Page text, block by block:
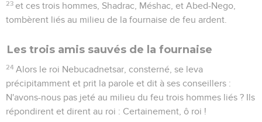
23 et ces trois hommes, Shadrac, Méshac, et Abed-Nego,
tombèrent liés au milieu de la fournaise de feu ardent.
Les trois amis sauvés de la fournaise
24 Alors le roi Nebucadnetsar, consterné, se leva
précipitamment et prit la parole et dit à ses conseillers :
N'avons-nous pas jeté au milieu du feu trois hommes liés ? Ils
répondirent et dirent au roi : Certainement, ô roi !